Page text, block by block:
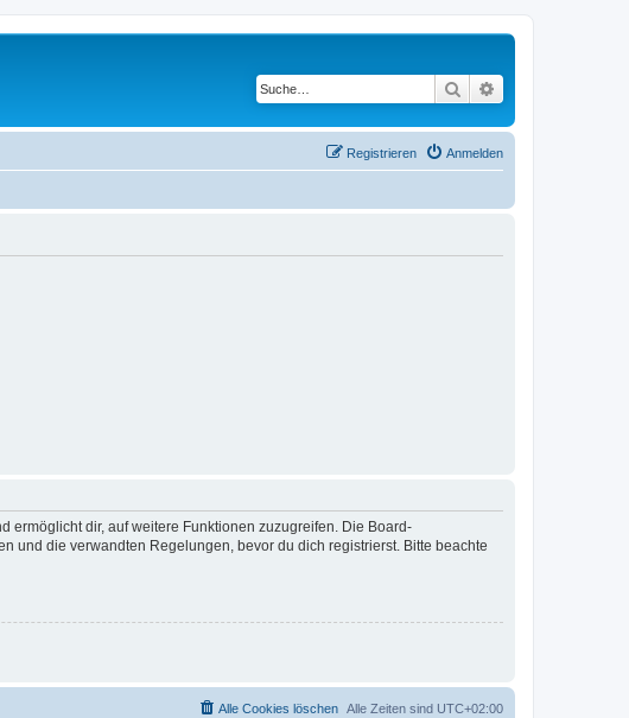
Suche
Anmelden
Registrieren
ermöglicht dir, auf weitere Funktionen zuzugreifen. Die Board-
und die verwandten Regelungen, bevor du dich registrierst. Bitte beachte
Alle Zeiten sind UTC+02:00
Alle Cookies löschen